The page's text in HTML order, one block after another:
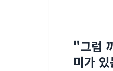
"그럼
미가